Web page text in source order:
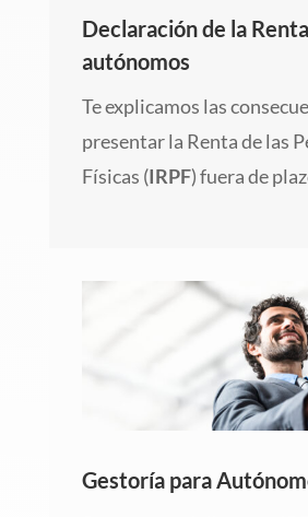
Declaración de la Renta
autónomos
Te explicamos las
presentar la Renta de las
Físicas (IRPF) fuera de
Gestoría para